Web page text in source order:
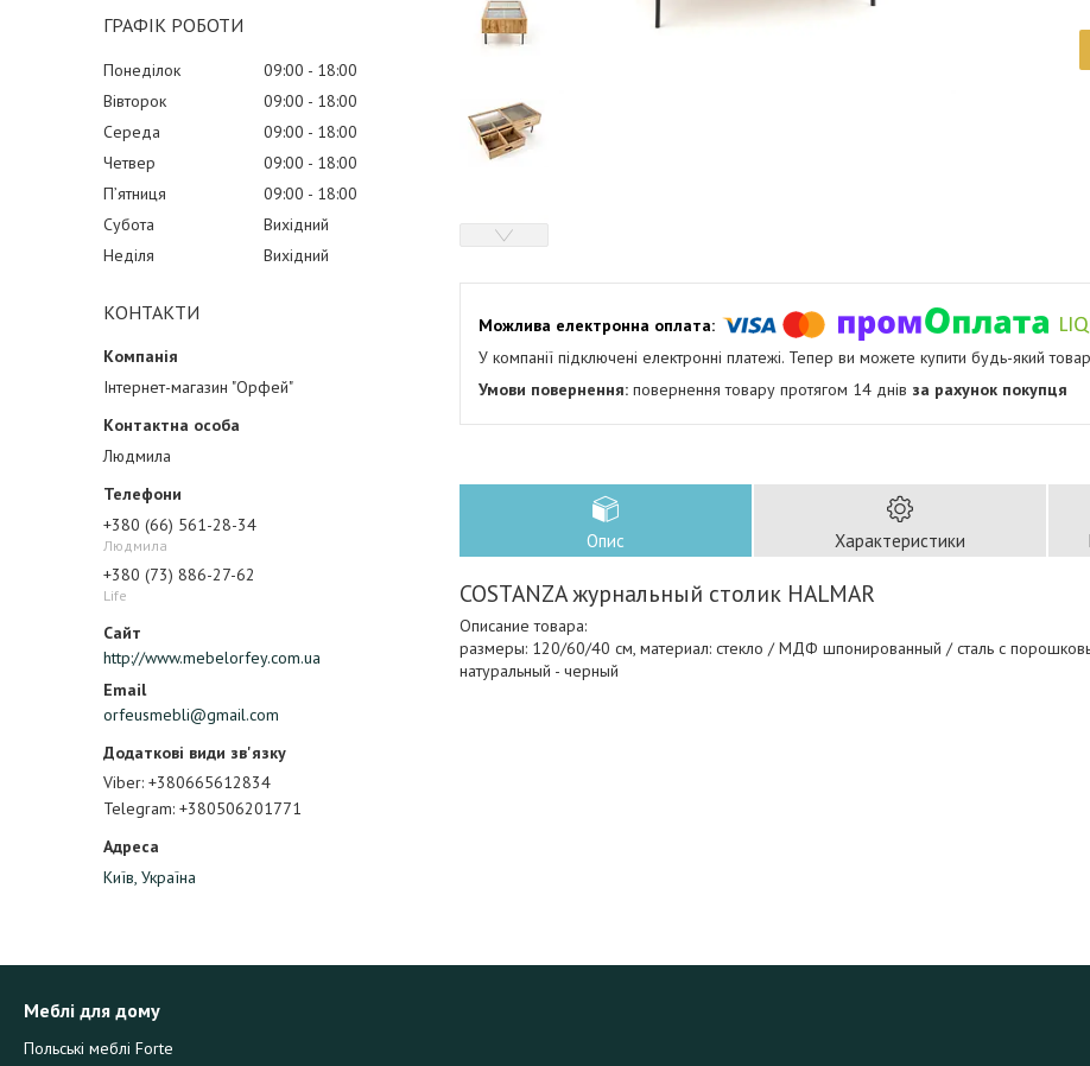
ГРАФІК РОБОТИ
Понеділок 09:00
18:00
Вівторок
09:00
18:00
Середа
09:00
18:00
Четвер
09:00
18:00
Пʼятниця
09:00
18:00
Субота
Вихідний
Неділя
Вихідний
КОНТАКТИ
Інтернет-магазин "Орфей"
Людмила
+380 (66) 561-28-34
Людмила
+380 (73) 886-27-62
Life
http://www.mebelorfey.com.ua
orfeusmebli@gmail.com
Viber +380665612834
Telegram +380506201771
Київ, Україна
У компанії підключені електронні платежі. Тепер ви можете купити будь-який
повернення товару протягом 14 днів за рахунок покупця
Опис Характеристики
COSTANZA журнальный столик HALMAR
Описание товара:
размеры: 120/60/40 см, материал: стекло / МДФ шпонированный / сталь с
натуральный - черный
Меблі для дому
Польські меблі Forte